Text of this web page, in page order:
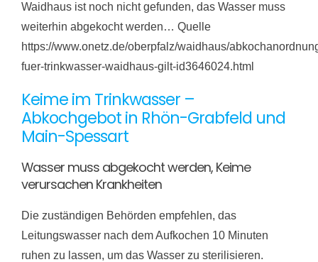
Waidhaus ist noch nicht gefunden, das Wasser muss
weiterhin abgekocht werden… Quelle
https://www.onetz.de/oberpfalz/waidhaus/
fuer-trinkwasser-waidhaus-gilt-id3646024.html
Keime im Trinkwasser –
Abkochgebot in Rhön-Grabfeld und
Main-Spessart
Wasser muss abgekocht werden, Keime
verursachen Krankheiten
Die zuständigen Behörden empfehlen, das
Leitungswasser nach dem Aufkochen 10 Minuten
ruhen zu lassen, um das Wasser zu sterilisieren.